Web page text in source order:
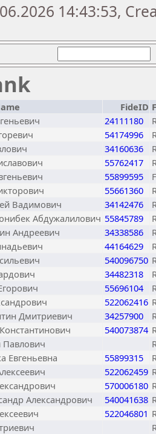
14:43:53,
FideID
24111180
54174996
34160636
55762417
55899595
55661360
Вадимович 34142476
Абдужалилович 55845789
Андреевич 34338586
44164629
540096750
34482318
55696104
522062416
Дмитриевич 34257900
540073874
Евгеньевна 55899315
522062459
570006180
Александрович 540041638
522046801